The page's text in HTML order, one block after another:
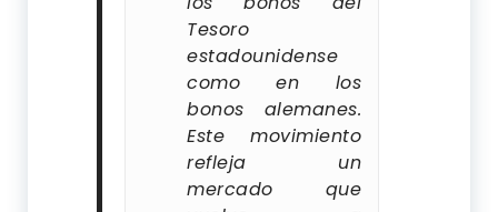
Tesoro
estadounidense
como en los
bonos alemanes.
Este movimiento
refleja un
mercado que